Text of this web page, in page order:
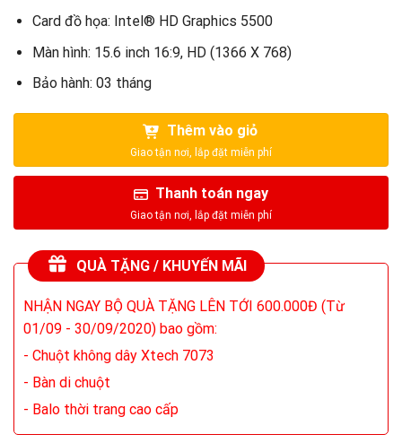
Card đồ họa: Intel® HD Graphics 5500
Màn hình: 15.6 inch 16:9, HD (1366 X 768)
Bảo hành: 03 tháng
Thêm vào giỏ
Thanh toán ngay
QUÀ TẶNG / KHUYẾN MÃI
NHẬN NGAY BỘ QUÀ TẶNG LÊN TỚI 600.000Đ (Từ
01/09 - 30/09/2020) bao gồm:
- Chuột không dây Xtech 7073
- Bàn di chuột
- Balo thời trang cao cấp